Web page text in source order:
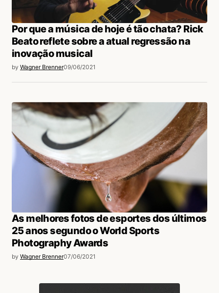
Por que a música de hoje é tão chata? Rick
Beato reflete sobre a atual regressão na
inovação musical
by Wagner Brenner09/06/2021
As melhores fotos de esportes dos últimos
25 anos segundo o World Sports
Photography Awards
by Wagner Brenner07/06/2021